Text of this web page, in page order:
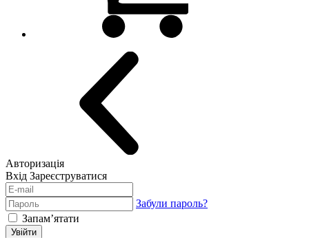
Авторизація
Вхід Зареєструватися
Забули пароль?
Запам’ятати
Увійти